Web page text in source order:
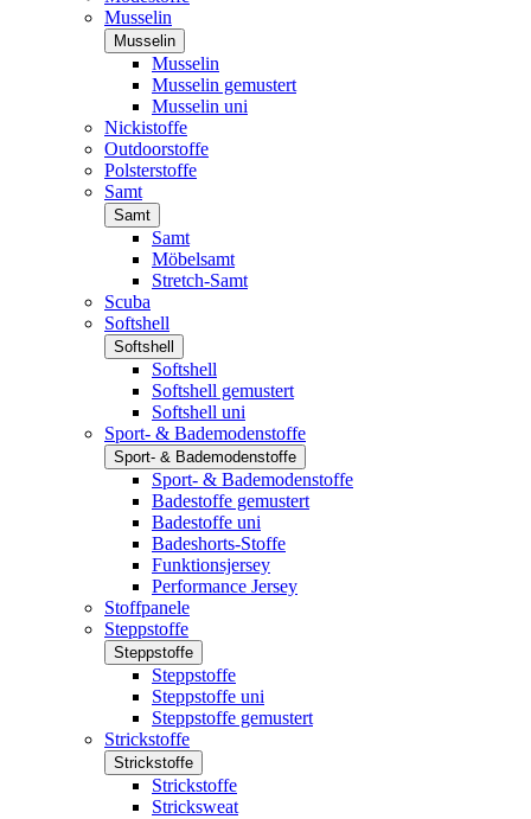
Musselin
Musselin
Musselin
Musselin gemustert
Musselin uni
Nickistoffe
Outdoorstoffe
Polsterstoffe
Samt
Samt
Samt
Möbelsamt
Stretch-Samt
Scuba
Softshell
Softshell
Softshell
Softshell gemustert
Softshell uni
Sport- & Bademodenstoffe
Sport- & Bademodenstoffe
Sport- & Bademodenstoffe
Badestoffe gemustert
Badestoffe uni
Badeshorts-Stoffe
Funktionsjersey
Performance Jersey
Stoffpanele
Steppstoffe
Steppstoffe
Steppstoffe
Steppstoffe uni
Steppstoffe gemustert
Strickstoffe
Strickstoffe
Strickstoffe
Stricksweat